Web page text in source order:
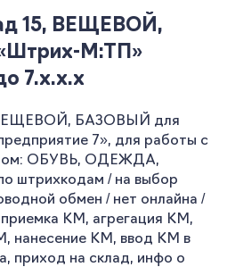
15, ВЕЩЕВОЙ,
М:ТП»
7.x.x.x
ВЕЩЕВОЙ, БАЗОВЫЙ для
7», для работы с
ОБУВЬ, ОДЕЖДА,
штрихкодам / на выбор
обмен / нет онлайна /
КМ, агрегация КМ,
нанесение КМ, ввод КМ в
приход на склад, инфо о